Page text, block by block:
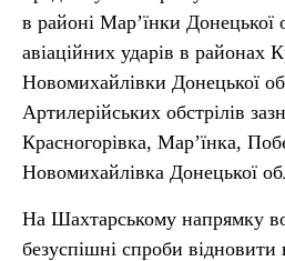
в районі Мар’їнки Донецької
авіаційних ударів в районах
Новомихайлівки Донецької
Артилерійських обстрілів
Красногорівка, Мар’їнка,
Новомихайлівка Донецької
На Шахтарському напрямку
безуспішні спроби